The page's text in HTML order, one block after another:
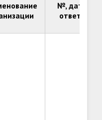
№, дата
ответа